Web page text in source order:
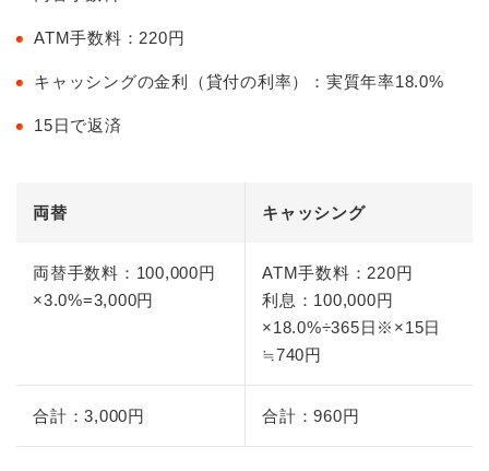
ATM手数料：220円
キャッシングの金利（貸付の利率）：実質年率18.0%
15日で返済
両替 キャッシング
両替手数料：100,000円
×3.0%=3,000円
ATM手数料：220円
利息：100,000円
×18.0%÷365日※×15日
≒740円
合計：3,000円 合計：960円